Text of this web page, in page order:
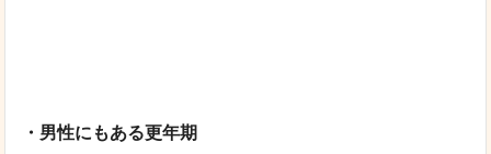
・男性にもある更年期